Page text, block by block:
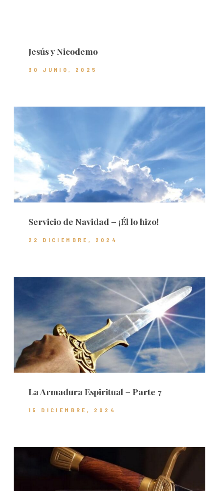
Jesús y Nicodemo
30 JUNIO, 2025
Servicio de Navidad – ¡Él lo hizo!
22 DICIEMBRE, 2024
La Armadura Espiritual – Parte 7
15 DICIEMBRE, 2024